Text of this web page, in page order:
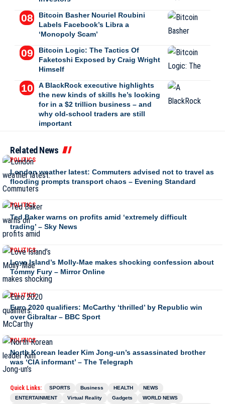
Bitcoin Basher Nouriel Roubini
Labels Facebook’s Libra a
‘Monopoly Scam’
Bitcoin Logic: The Tactics Of
Faketoshi Exposed by Craig Wright
Himself
A BlackRock executive highlights
the new kinds of skills he’s looking
for in a $2 trillion business – and
why old-school traders are still
important
Related News
POLITICS
London weather latest: Commuters advised not to travel as
flooding prompts transport chaos – Evening Standard
POLITICS
Ted Baker warns on profits amid ‘extremely difficult
trading’ – Sky News
POLITICS
Love Island’s Molly-Mae makes shocking confession about
Tommy Fury – Mirror Online
POLITICS
Euro 2020 qualifiers: McCarthy ‘thrilled’ by Republic win
over Gibraltar – BBC Sport
POLITICS
North Korean leader Kim Jong-un’s assassinated brother
was ‘CIA informant’ – The Telegraph
Quick Links: SPORTS Business HEALTH
NEWS
ENTERTAINMENT
Virtual Reality Gadgets
WORLD NEWS